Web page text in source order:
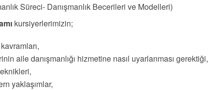
Süreci- Danışmanlık Becerileri ve Modelleri)
kursiyerlerimizin;
aile danışmanlığı hizmetine nasıl uyarlanması gerektiği,
yaklaşımlar,